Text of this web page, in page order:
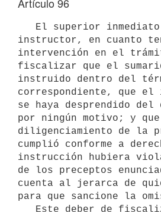
instructor, en cuanto
intervención en el
fiscalizar que el
instruido dentro del
correspondiente, que
se haya desprendido del
por ningún motivo; y
diligenciamiento de la
cumplió conforme a
instrucción hubiera
de los preceptos
cuenta al jerarca de
para que sancione la